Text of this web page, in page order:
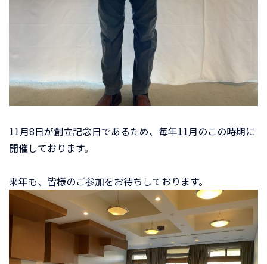
11月8日が創立記念日であるため、毎年11月のこの時期に
開催しております。
来年も、皆様のご参加をお待ちしております。